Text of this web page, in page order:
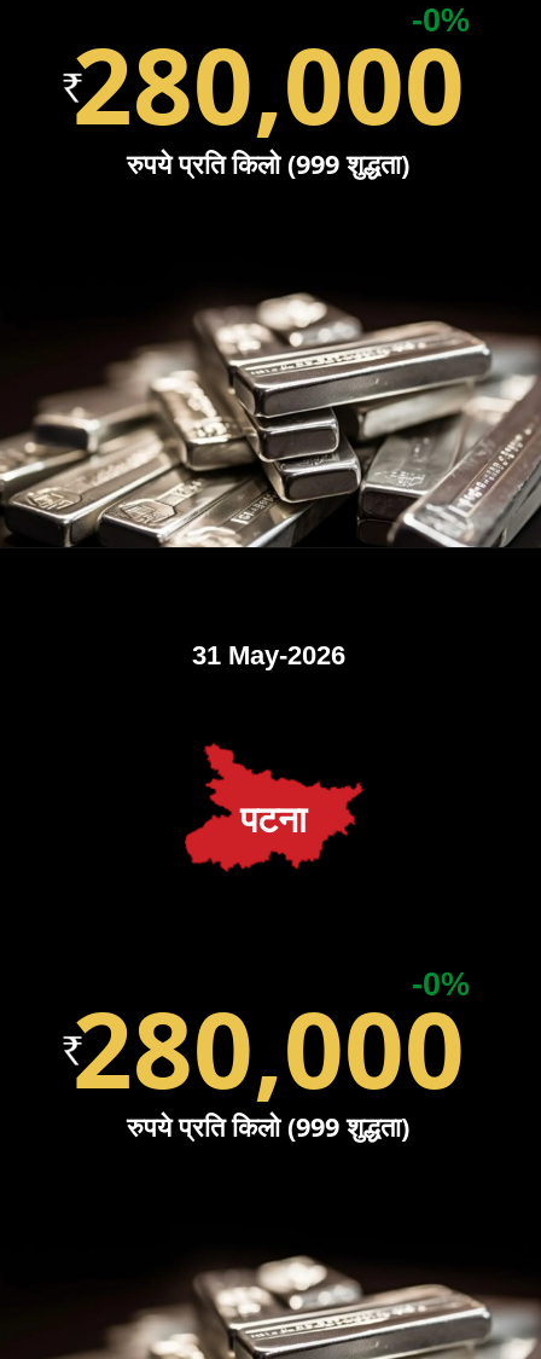
-0%
280,000
रुपये प्रति किलो (999 शुद्धता)
-0%
280,000
31 May-2026
रुपये प्रति किलो (999 शुद्धता)
पटना